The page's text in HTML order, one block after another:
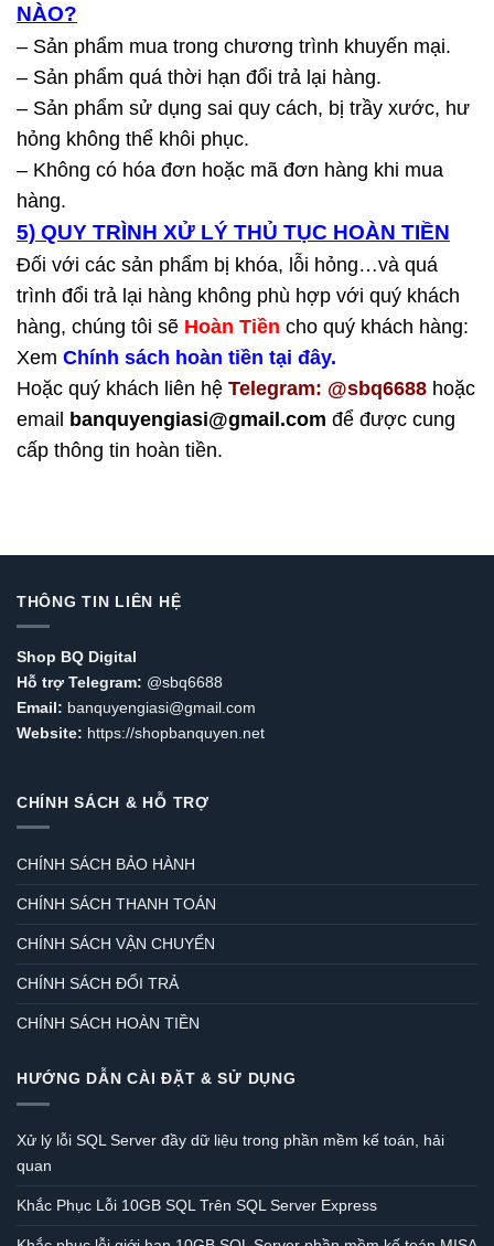
NÀO?
– Sản phẩm mua trong chương trình khuyến mại.
– Sản phẩm quá thời hạn đổi trả lại hàng.
– Sản phẩm sử dụng sai quy cách, bị trầy xước, hư
hỏng không thể khôi phục.
– Không có hóa đơn hoặc mã đơn hàng khi mua
hàng.
5) QUY TRÌNH XỬ LÝ THỦ TỤC HOÀN TIỀN
Đối với các sản phẩm bị khóa, lỗi hỏng…và quá
trình đổi trả lại hàng không phù hợp với quý khách
hàng, chúng tôi sẽ Hoàn Tiền cho quý khách hàng:
Xem Chính sách hoàn tiền tại đây.
Hoặc quý khách liên hệ Telegram: @sbq6688 hoặc
email banquyengiasi@gmail.com để được cung
cấp thông tin hoàn tiền.
THÔNG TIN LIÊN HỆ
Shop BQ Digital
Hỗ trợ Telegram: @sbq6688
Email: banquyengiasi@gmail.com
Website: https://shopbanquyen.net
CHÍNH SÁCH & HỖ TRỢ
CHÍNH SÁCH BẢO HÀNH
CHÍNH SÁCH THANH TOÁN
CHÍNH SÁCH VẬN CHUYỂN
CHÍNH SÁCH ĐỔI TRẢ
CHÍNH SÁCH HOÀN TIỀN
HƯỚNG DẪN CÀI ĐẶT & SỬ DỤNG
Xử lý lỗi SQL Server đầy dữ liệu trong phần mềm kế toán, hải
quan
Khắc Phục Lỗi 10GB SQL Trên SQL Server Express